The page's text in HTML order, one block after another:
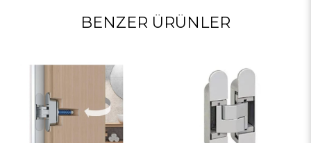
BENZER ÜRÜNLER